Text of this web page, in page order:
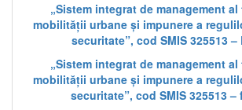
„Sistem integrat de management
mobilității urbane și impunere a
securitate”, cod SMIS 325513 –
„Sistem integrat de management
mobilității urbane și impunere a
securitate”, cod SMIS 325513 –